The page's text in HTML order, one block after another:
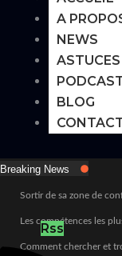
A
NEWS
BLOG
Breaking News
Sortir de sa zone de
Les compétences les
Comment chercher et
Rss